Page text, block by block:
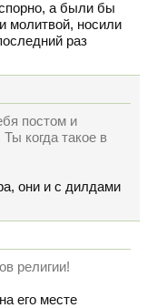
а были бы
молитвой, носили
раз
постом и
когда такое в
они и с дилдами
религии!
его месте